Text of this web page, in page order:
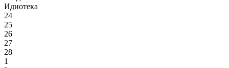
Идиотека
24
25
26
27
28
1